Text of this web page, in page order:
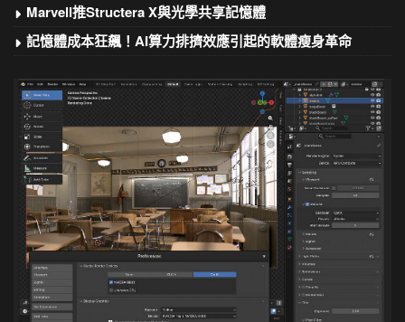
Marvell推Structera X與光學共享記憶體
記憶體成本狂飆！AI算力排擠效應引起的軟體瘦身革命